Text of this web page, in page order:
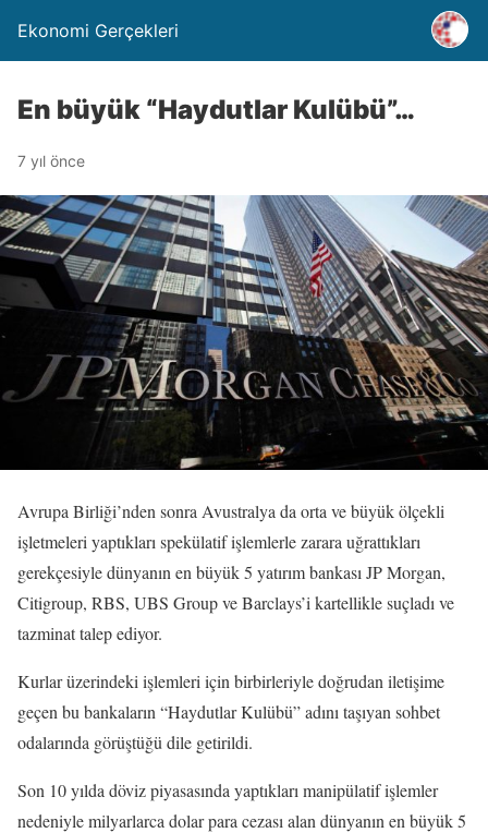
Ekonomi Gerçekleri
En büyük “Haydutlar Kulübü”…
7 yıl önce
Avrupa Birliği’nden sonra Avustralya da orta ve büyük ölçekli
işletmeleri yaptıkları spekülatif işlemlerle zarara uğrattıkları
gerekçesiyle dünyanın en büyük 5 yatırım bankası JP Morgan,
Citigroup, RBS, UBS Group ve Barclays’i kartellikle suçladı ve
tazminat talep ediyor.
Kurlar üzerindeki işlemleri için birbirleriyle doğrudan iletişime
geçen bu bankaların “Haydutlar Kulübü” adını taşıyan sohbet
odalarında görüştüğü dile getirildi.
Son 10 yılda döviz piyasasında yaptıkları manipülatif işlemler
nedeniyle milyarlarca dolar para cezası alan dünyanın en büyük 5